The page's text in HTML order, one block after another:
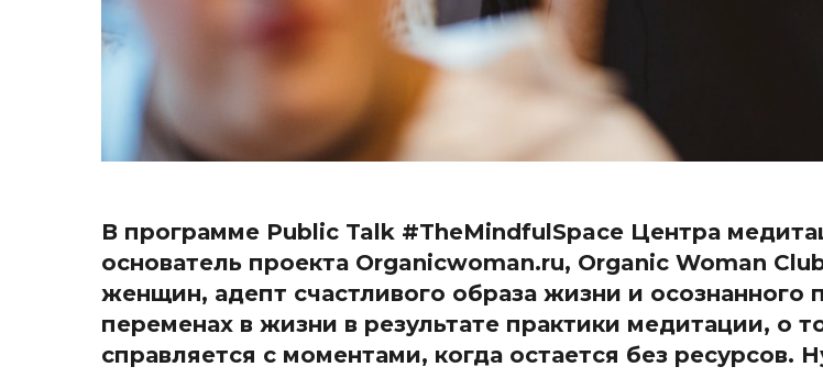
В программе Public Talk #TheMindfulSpace Центра
основатель проекта Organicwoman.ru, Organic Woman
женщин, адепт счастливого образа жизни и
переменах в жизни в результате практики медитации, о
справляется с моментами, когда остается без ресурсов.